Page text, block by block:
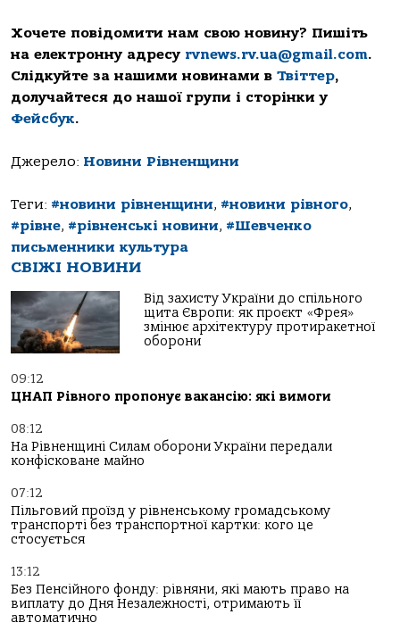
Хочете повідомити нам свою новину? Пишіть
на електронну адресу rvnews.rv.ua@gmail.com.
Слідкуйте за нашими новинами в Твіттер,
долучайтеся до нашої групи і сторінки у
Фейсбук.
Джерело: Новини Рівненщини
Теги: #новини рівненщини, #новини рівного,
#рівне, #рівненські новини, #Шевченко
письменники культура
СВІЖІ НОВИНИ
Від захисту України до спільного
щита Європи: як проєкт «Фрея»
змінює архітектуру протиракетної
оборони
09:12
ЦНАП Рівного пропонує вакансію: які вимоги
08:12
На Рівненщині Силам оборони України передали
конфісковане майно
07:12
Пільговий проїзд у рівненському громадському
транспорті без транспортної картки: кого це
стосується
13:12
Без Пенсійного фонду: рівняни, які мають право на
виплату до Дня Незалежності, отримають її
автоматично